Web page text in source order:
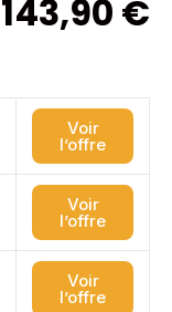
143,90 €
Voir
l’offre
Voir
l’offre
Voir
l’offre